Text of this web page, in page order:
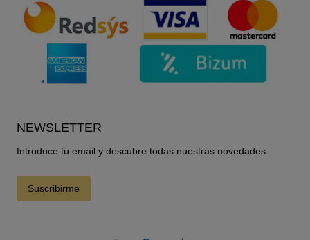
NEWSLETTER
Introduce tu email y descubre todas nuestras novedades
Suscribirme